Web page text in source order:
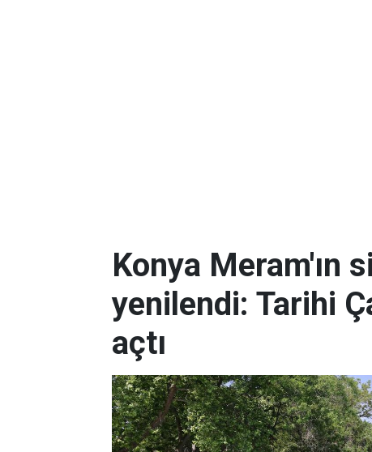
Konya Meram'ın
yenilendi: Tarihi
açtı